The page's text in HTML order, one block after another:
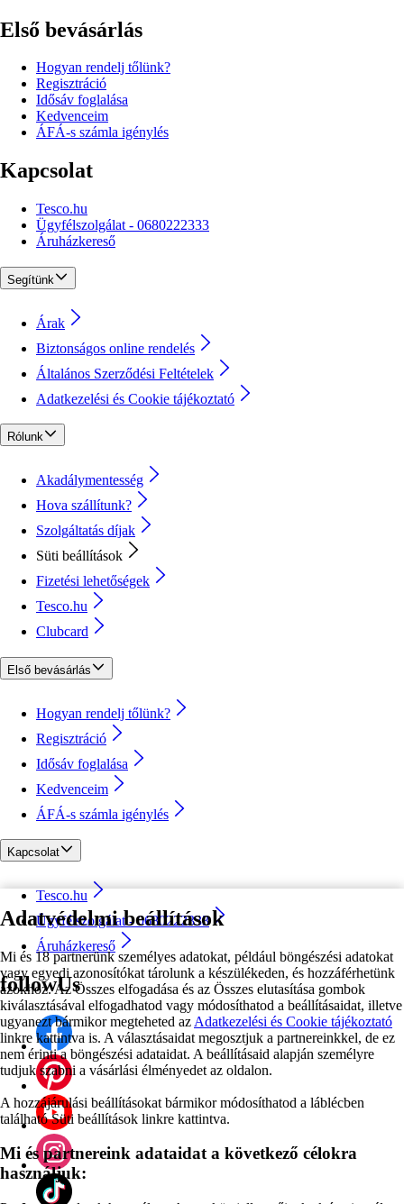
Adatvédelmi beállítások
Mi és 18 partnerünk személyes adatokat, például böngészési adatokat
vagy egyedi azonosítókat tárolunk a készülékeden, és hozzáférhetünk
azokhoz. Az Összes elfogadása és az Összes elutasítása gombok
kiválasztásával elfogadhatod vagy módosíthatod a beállításaidat, illetve
ugyanezt bármikor megteheted az Adatkezelési és Cookie tájékoztató
linkre kattintva is. A választásaidat megosztjuk a partnereinkkel, de ez
nem érinti a böngészési adataidat. A beállításaid alapján személyre
tudjuk szabni a vásárlási élményedet az oldalon.
A hozzájárulási beállításokat bármikor módosíthatod a láblécben
található Süti beállítások linkre kattintva.
Mi és partnereink adataidat a következő célokra
használjuk:
Első bevásárlás
Hogyan rendelj tőlünk?
Regisztráció
Idősáv foglalása
Kedvenceim
ÁFÁ-s számla igénylés
Kapcsolat
Tesco.hu
Ügyfélszolgálat - 0680222333
Áruházkereső
Segítünk
Árak
Biztonságos online rendelés
Általános Szerződési Feltételek
Adatkezelési és Cookie tájékoztató
Rólunk
Akadálymentesség
Hova szállítunk?
Szolgáltatás díjak
Süti beállítások
Fizetési lehetőségek
Tesco.hu
Clubcard
Első bevásárlás
Hogyan rendelj tőlünk?
Regisztráció
Idősáv foglalása
Kedvenceim
ÁFÁ-s számla igénylés
Kapcsolat
Tesco.hu
Ügyfélszolgálat - 0680222333
Áruházkereső
followUs